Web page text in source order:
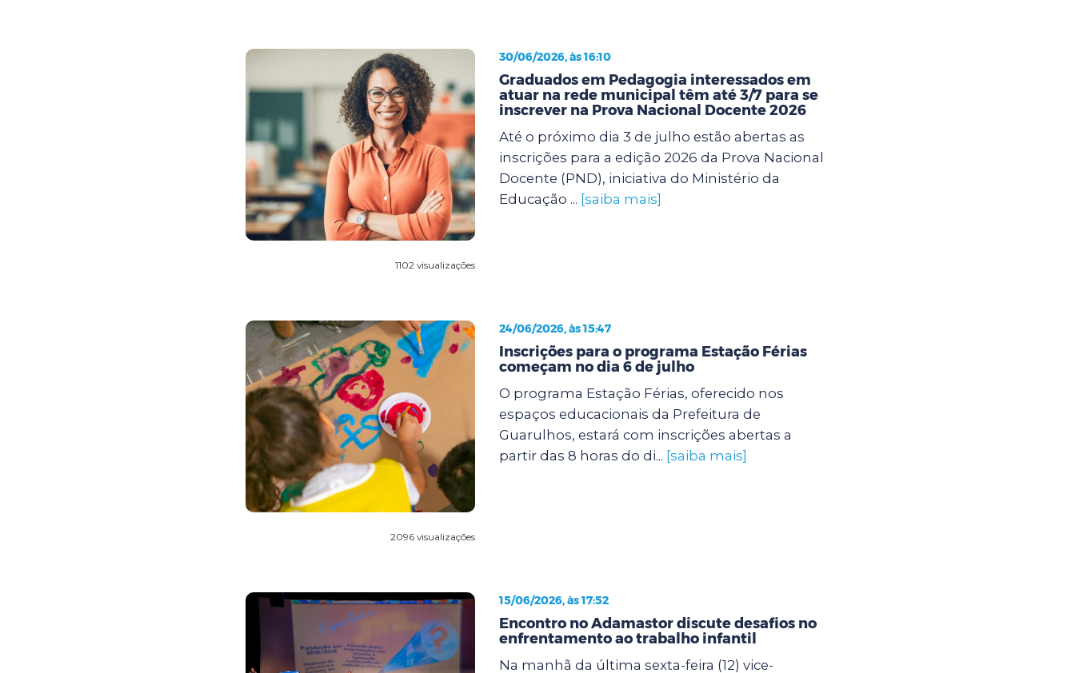
1102 visualizações
30/06/2026, às 16:10
Graduados em Pedagogia interessados em
atuar na rede municipal têm até 3/7 para se
inscrever na Prova Nacional Docente 2026
Até o próximo dia 3 de julho estão abertas as
inscrições para a edição 2026 da Prova Nacional
Docente (PND), iniciativa do Ministério da
Educação ... [saiba mais]
2096 visualizações
24/06/2026, às 15:47
Inscrições para o programa Estação Férias
começam no dia 6 de julho
O programa Estação Férias, oferecido nos
espaços educacionais da Prefeitura de
Guarulhos, estará com inscrições abertas a
partir das 8 horas do di... [saiba mais]
15/06/2026, às 17:52
Encontro no Adamastor discute desafios no
enfrentamento ao trabalho infantil
Na manhã da última sexta-feira (12) vice-